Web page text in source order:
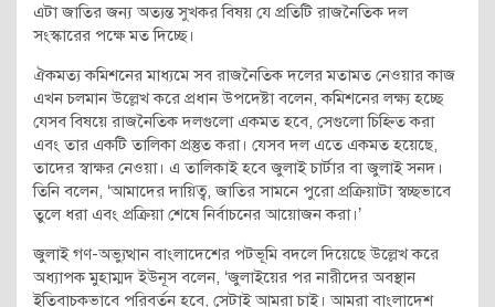
এটা জাতির জন্য অত্যন্ত সুখকর বিষয় যে প্রতিটি রাজনৈতিক দল
সংস্কারের পক্ষে মত দিচ্ছে।
ঐকমত্য কমিশনের মাধ্যমে সব রাজনৈতিক দলের মতামত নেওয়ার কাজ
এখন চলমান উল্লেখ করে প্রধান উপদেষ্টা বলেন, কমিশনের লক্ষ্য হচ্ছে
যেসব বিষয়ে রাজনৈতিক দলগুলো একমত হবে, সেগুলো চিহ্নিত করা
এবং তার একটি তালিকা প্রস্তুত করা। যেসব দল এতে একমত হয়েছে,
তাদের স্বাক্ষর নেওয়া। এ তালিকাই হবে জুলাই চার্টার বা জুলাই সনদ।
তিনি বলেন, ‘আমাদের দায়িত্ব, জাতির সামনে পুরো প্রক্রিয়াটা স্বচ্ছভাবে
তুলে ধরা এবং প্রক্রিয়া শেষে নির্বাচনের আয়োজন করা।’
জুলাই গণ-অভ্যুত্থান বাংলাদেশের পটভূমি বদলে দিয়েছে উল্লেখ করে
অধ্যাপক মুহাম্মদ ইউনূস বলেন, ‘জুলাইয়ের পর নারীদের অবস্থান
ইতিবাচকভাবে পরিবর্তন হবে, সেটাই আমরা চাই। আমরা বাংলাদেশ